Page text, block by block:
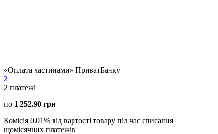
«Оплата частинами» ПриватБанку
2
2 платежі
по 1 252.90 грн
Комісія 0.01% від вартості товару під час списання
щомісячних платежів